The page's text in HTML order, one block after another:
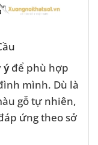
ýđể phù hợp
mình. Dù là
gỗ tự nhiên,
ứng theo sở